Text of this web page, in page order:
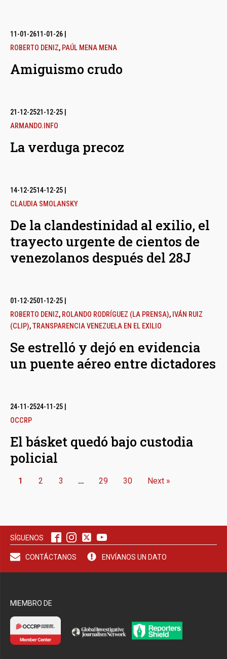
11-01-2611-01-26
ROBERTO DENIZ, PAÚL MENA MENA
Amiguismo crudo
21-12-2521-12-25
ARMANDO.INFO
La verduga precoz
14-12-2514-12-25
CLAUDIA SMOLANSKY
De la clandestinidad al exilio, el
trayecto urgente de cientos de
venezolanos después del 28J
01-12-2501-12-25
ROBERTO DENIZ, ROLANDO RODRÍGUEZ (LA PRENSA), IVÁN RUIZ
(CLIP),TRANSPARENCIA VENEZUELA EN EL EXILIO
Se estrelló y dejó en evidencia
un puente aéreo entre dictadores
24-11-2524-11-25
OCCRP
El básket quedó bajo custodia
policial
1 2 3 … 29 30 Next »
SÍGUENOS
CONTÁCTANOS ENVÍANOS UN DATO
MIEMBRO DE